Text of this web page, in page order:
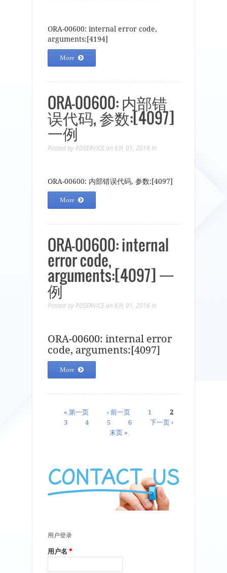
ORA-00600: internal error code,
arguments:[4194]
More
ORA-00600: 内部错
误代码, 参数:[4097]
一例
Posted by PDSERVICE on 6月 01, 2016 In
ORA-00600: 内部错误代码, 参数:[4097]
More
ORA-00600: internal
error code,
arguments:[4097] 一
例
Posted by PDSERVICE on 6月 01, 2016 In
ORA-00600: internal error
code, arguments:[4097]
More
页面
« 第一页 ‹ 前一页 1
2
3
4 5 6
下一页 ›
末页 »
用户登录
用户名 *